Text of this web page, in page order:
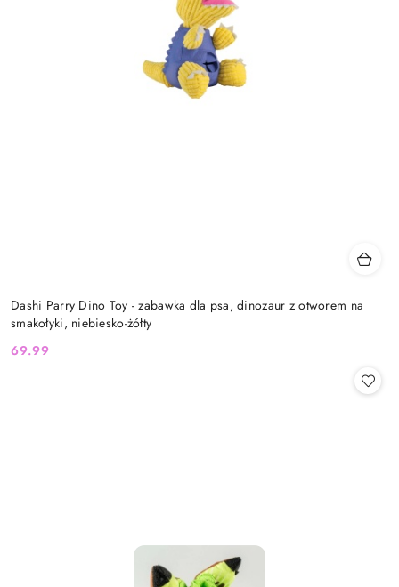
Dashi Parry Dino Toy - zabawka dla psa, dinozaur z otworem na
smakołyki, niebiesko-żółty
Cena:
69.99